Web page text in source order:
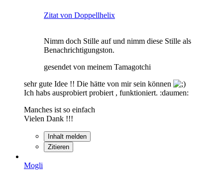
Zitat von Doppellhelix
Nimm doch Stille auf und nimm diese Stille als
Benachrichtigungston.
gesendet von meinem Tamagotchi
sehr gute Idee !! Die hätte von mir sein können
Ich habs ausprobiert probiert , funktioniert. :daumen:
Manches ist so einfach
Vielen Dank !!!
Inhalt melden
Zitieren
Mogli